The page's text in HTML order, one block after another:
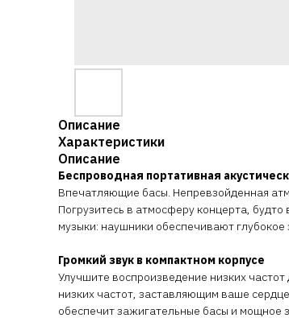
Описание
Характеристики
Описание
Беспроводная портативная
Впечатляющие басы. Непревзойденная
Погрузитесь в атмосферу концерта,
музыки: наушники обеспечивают глубокое
Громкий звук в компактном корпусе
Улучшите воспроизведение низких
низких частот, заставляющим ваше
обеспечит зажигательные басы и мощное